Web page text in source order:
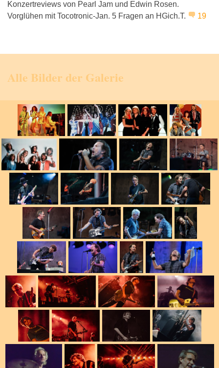
Konzertreviews von Pearl Jam und Edwin Rosen.
Vorglühen mit Tocotronic-Jan. 5 Fragen an HGich.T.
19
Alle Bilder der Galerie